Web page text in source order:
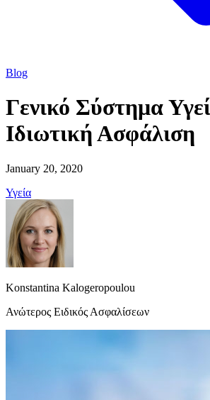
Blog
Γενικό Σύστημα
Ιδιωτική Ασφάλιση
January 20, 2020
Υγεία
Konstantina Kalogeropoulou
Ανώτερος Ειδικός Ασφαλίσεων